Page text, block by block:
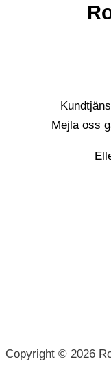
Mejla oss
Copyright © 2026